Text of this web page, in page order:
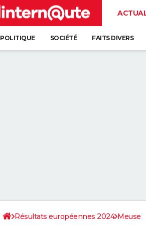
POLITIQUE SOCIÉTÉ FAITS DIVERS
Résultats européennes 2024 Meuse